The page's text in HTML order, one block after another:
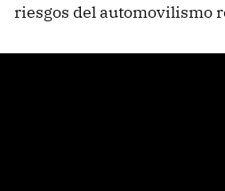
riesgos del automovilismo